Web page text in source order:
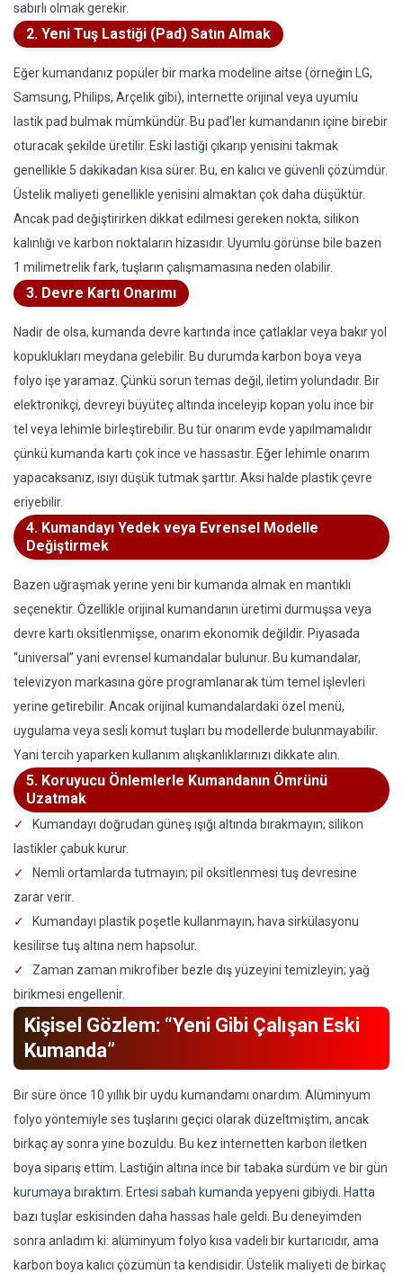
sabırlı olmak gerekir.
2. Yeni Tuş Lastiği (Pad) Satın Almak
Eğer kumandanız popüler bir marka modeline aitse (örneğin LG,
Samsung, Philips, Arçelik gibi), internette orijinal veya uyumlu
lastik pad bulmak mümkündür. Bu pad’ler kumandanın içine birebir
oturacak şekilde üretilir. Eski lastiği çıkarıp yenisini takmak
genellikle 5 dakikadan kısa sürer. Bu, en kalıcı ve güvenli çözümdür.
Üstelik maliyeti genellikle yenisini almaktan çok daha düşüktür.
Ancak pad değiştirirken dikkat edilmesi gereken nokta, silikon
kalınlığı ve karbon noktaların hizasıdır. Uyumlu görünse bile bazen
1 milimetrelik fark, tuşların çalışmamasına neden olabilir.
3. Devre Kartı Onarımı
Nadir de olsa, kumanda devre kartında ince çatlaklar veya bakır yol
kopuklukları meydana gelebilir. Bu durumda karbon boya veya
folyo işe yaramaz. Çünkü sorun temas değil, iletim yolundadır. Bir
elektronikçi, devreyi büyüteç altında inceleyip kopan yolu ince bir
tel veya lehimle birleştirebilir. Bu tür onarım evde yapılmamalıdır
çünkü kumanda kartı çok ince ve hassastır. Eğer lehimle onarım
yapacaksanız, ısıyı düşük tutmak şarttır. Aksi halde plastik çevre
eriyebilir.
4. Kumandayı Yedek veya Evrensel Modelle
Değiştirmek
Bazen uğraşmak yerine yeni bir kumanda almak en mantıklı
seçenektir. Özellikle orijinal kumandanın üretimi durmuşsa veya
devre kartı oksitlenmişse, onarım ekonomik değildir. Piyasada
“universal” yani evrensel kumandalar bulunur. Bu kumandalar,
televizyon markasına göre programlanarak tüm temel işlevleri
yerine getirebilir. Ancak orijinal kumandalardaki özel menü,
uygulama veya sesli komut tuşları bu modellerde bulunmayabilir.
Yani tercih yaparken kullanım alışkanlıklarınızı dikkate alın.
5. Koruyucu Önlemlerle Kumandanın Ömrünü
Uzatmak
Kumandayı doğrudan güneş ışığı altında bırakmayın; silikon
lastikler çabuk kurur.
Nemli ortamlarda tutmayın; pil oksitlenmesi tuş devresine
zarar verir.
Kumandayı plastik poşetle kullanmayın; hava sirkülasyonu
kesilirse tuş altına nem hapsolur.
Zaman zaman mikrofiber bezle dış yüzeyini temizleyin; yağ
birikmesi engellenir.
Kişisel Gözlem: “Yeni Gibi Çalışan Eski
Kumanda”
Bir süre önce 10 yıllık bir uydu kumandamı onardım. Alüminyum
folyo yöntemiyle ses tuşlarını geçici olarak düzeltmiştim, ancak
birkaç ay sonra yine bozuldu. Bu kez internetten karbon iletken
boya sipariş ettim. Lastiğin altına ince bir tabaka sürdüm ve bir gün
kurumaya bıraktım. Ertesi sabah kumanda yepyeni gibiydi. Hatta
bazı tuşlar eskisinden daha hassas hale geldi. Bu deneyimden
sonra anladım ki: alüminyum folyo kısa vadeli bir kurtarıcıdır, ama
karbon boya kalıcı çözümün ta kendisidir. Üstelik maliyeti de birkaç